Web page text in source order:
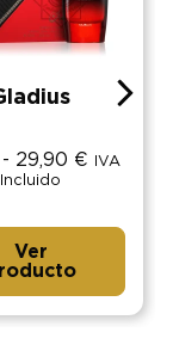
- 29,90 €
IVA
Incluido
Ver